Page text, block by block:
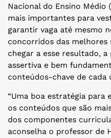
Nacional do Ensino Médio
mais importantes para
garantir vaga até mesmo
concorridos das melhores
chegar a esse resultado,
assertiva e bem
conteúdos-chave de cada
“Uma boa estratégia para
os conteúdos que são
dos componentes
aconselha o professor de